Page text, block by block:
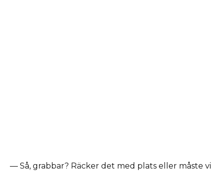
— Så, grabbar? Räcker det med plats eller måste vi